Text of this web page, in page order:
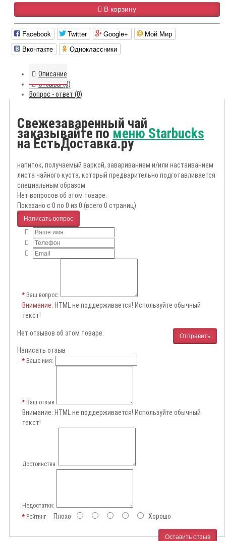
В корзину
Facebook Twitter Google+
Мой Мир
Вконтакте
Одноклассники
Описание
Отзывы (0)
Вопрос - ответ (0)
Свежезаваренный чай
заказывайте поменю Starbucks
на ЕстьДоставка.ру
напиток, получаемый варкой, завариванием и/или настаиванием
листа чайного куста, который предварительно подготавливается
специальным образом
Нет вопросов об этом товаре.
Показано с 0 по 0 из 0 (всего 0 страниц)
Написать вопрос
Ваш вопрос:
Внимание: HTML не поддерживается! Используйте обычный
текст!
Отправить
Нет отзывов об этом товаре.
Написать отзыв
Ваше имя:
Ваш отзыв
Внимание: HTML не поддерживается! Используйте обычный
текст!
Достоинства:
Недостатки:
РейтингПлохо Хорошо
Оставить отзыв